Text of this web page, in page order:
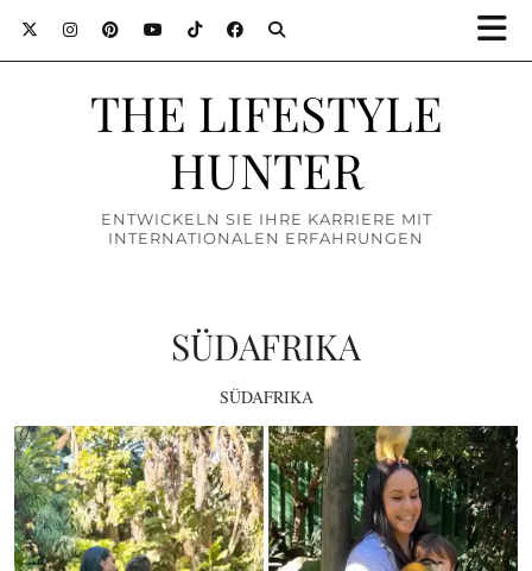
THE LIFESTYLE
HUNTER
ENTWICKELN SIE IHRE KARRIERE MIT
INTERNATIONALEN ERFAHRUNGEN
SÜDAFRIKA
SÜDAFRIKA